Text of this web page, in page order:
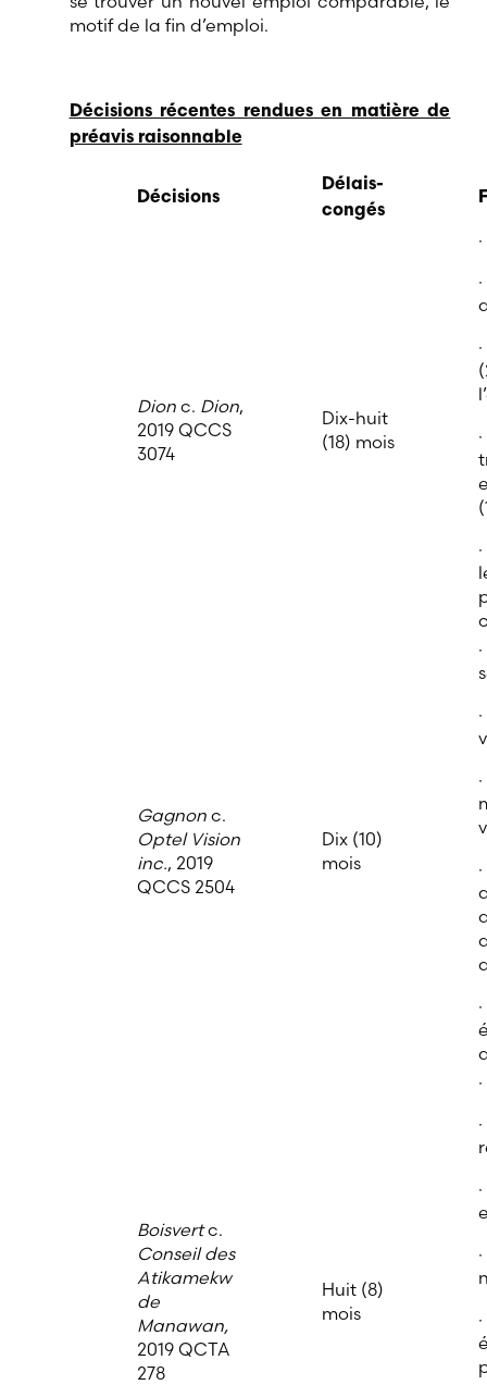
motif de la fin d’emploi.
Décisions récentes rendues en matière de
préavis raisonnable
Décisions
Délais-
congés
Dionc. Dion,
2019 QCCS
3074
Dix-huit
(18) mois
Gagnonc.
Optel Vision
inc., 2019
QCCS 2504
Dix (10)
mois
Boisvertc.
Conseil des
Atikamekw
de
Manawan,
2019 QCTA
278
Huit (8)
mois